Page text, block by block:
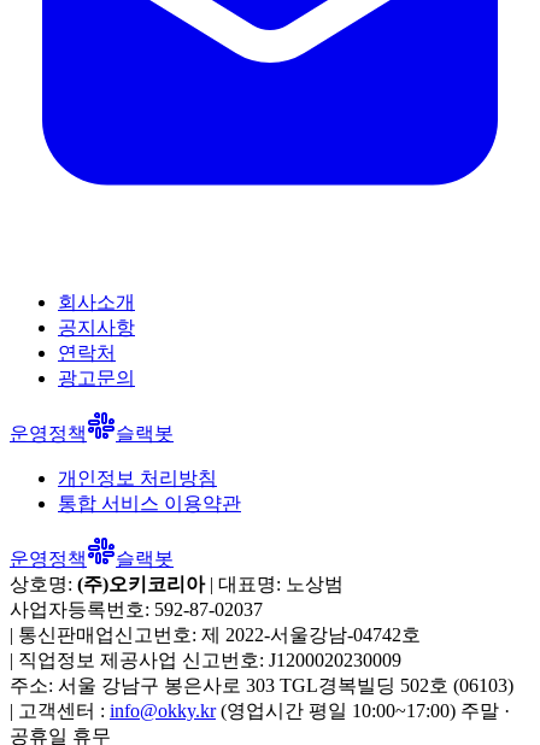
회사소개
공지사항
연락처
광고문의
운영정책 슬랙봇
개인정보 처리방침
통합 서비스 이용약관
운영정책
슬랙봇
상호명: (주)오키코리아| 대표명: 노상범
사업자등록번호: 592-87-02037
| 통신판매업신고번호: 제 2022-서울강남-04742호
| 직업정보 제공사업 신고번호: J1200020230009
주소: 서울 강남구 봉은사로 303 TGL경복빌딩 502호 (06103)
| 고객센터 : info@okky.kr (영업시간 평일 10:00~17:00) 주말 ·
공휴일 휴무